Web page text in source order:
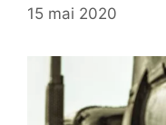
15 mai 2020